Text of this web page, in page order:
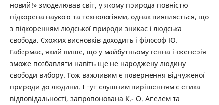
новий!» змоделював світ, у якому природа повністю
підкорена наукою та технологіями, однак виявляється, що
з підкоренням людської природи зникає і людська
свобода. Схожих висновків доходить і філософ Ю.
Габермас, який пише, що у майбутньому генна інженерія
зможе позбавляти навіть ще не народжену людину
свободи вибору. Тож важливим є повернення відчуженої
природи до людини. І тут слушним вирішенням є етика
відповідальності, запропонована К.- О. Апелем та